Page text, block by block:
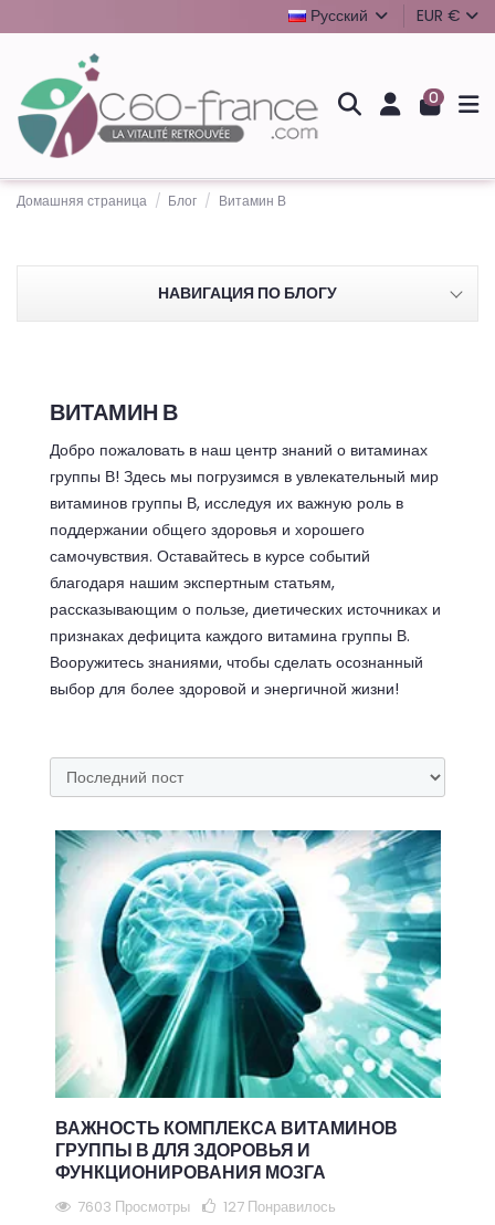
Русский EUR €
0
Домашняя страница Блог Витамин В
НАВИГАЦИЯ ПО БЛОГУ
ВИТАМИН В
Добро пожаловать в наш центр знаний о витаминах
группы В! Здесь мы погрузимся в увлекательный мир
витаминов группы В, исследуя их важную роль в
поддержании общего здоровья и хорошего
самочувствия. Оставайтесь в курсе событий
благодаря нашим экспертным статьям,
рассказывающим о пользе, диетических источниках и
признаках дефицита каждого витамина группы В.
Вооружитесь знаниями, чтобы сделать осознанный
выбор для более здоровой и энергичной жизни!
ВАЖНОСТЬ КОМПЛЕКСА ВИТАМИНОВ
ГРУППЫ В ДЛЯ ЗДОРОВЬЯ И
ФУНКЦИОНИРОВАНИЯ МОЗГА
7603 Просмотры 127 Понравилось